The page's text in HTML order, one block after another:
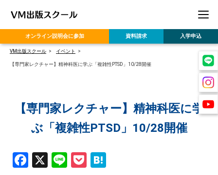
オンライン説明会に参加 資料請求 入学申込
VM出版スクール イベント
【専門家レクチャー】精神科医に学ぶ「複雑性PTSD」10/28開催
【専門家レクチャー】精神科医に学
ぶ「複雑性PTSD」10/28開催
Facebook
X LinePocket